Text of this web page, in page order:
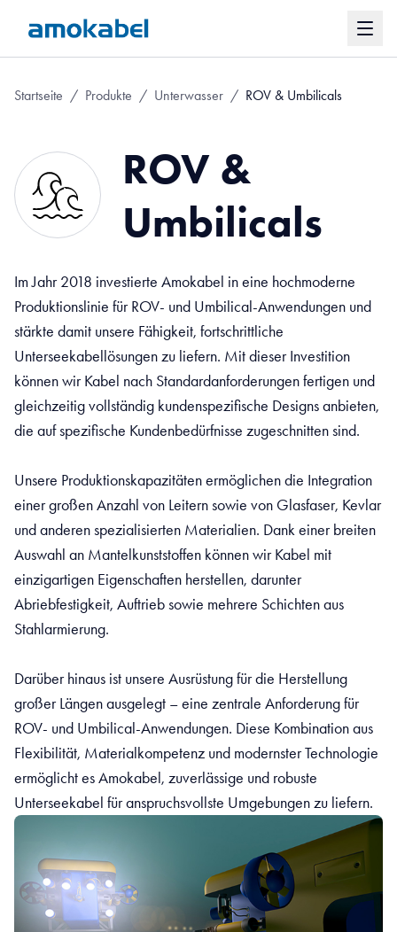
Startseite / Produkte / Unterwasser / ROV & Umbilicals
ROV &
Umbilicals
Im Jahr 2018 investierte Amokabel in eine hochmoderne
Produktionslinie für ROV- und Umbilical-Anwendungen und
stärkte damit unsere Fähigkeit, fortschrittliche
Unterseekabellösungen zu liefern. Mit dieser Investition
können wir Kabel nach Standardanforderungen fertigen und
gleichzeitig vollständig kundenspezifische Designs anbieten,
die auf spezifische Kundenbedürfnisse zugeschnitten sind.
Unsere Produktionskapazitäten ermöglichen die Integration
einer großen Anzahl von Leitern sowie von Glasfaser, Kevlar
und anderen spezialisierten Materialien. Dank einer breiten
Auswahl an Mantelkunststoffen können wir Kabel mit
einzigartigen Eigenschaften herstellen, darunter
Abriebfestigkeit, Auftrieb sowie mehrere Schichten aus
Stahlarmierung.
Darüber hinaus ist unsere Ausrüstung für die Herstellung
großer Längen ausgelegt – eine zentrale Anforderung für
ROV- und Umbilical-Anwendungen. Diese Kombination aus
Flexibilität, Materialkompetenz und modernster Technologie
ermöglicht es Amokabel, zuverlässige und robuste
Unterseekabel für anspruchsvollste Umgebungen zu liefern.